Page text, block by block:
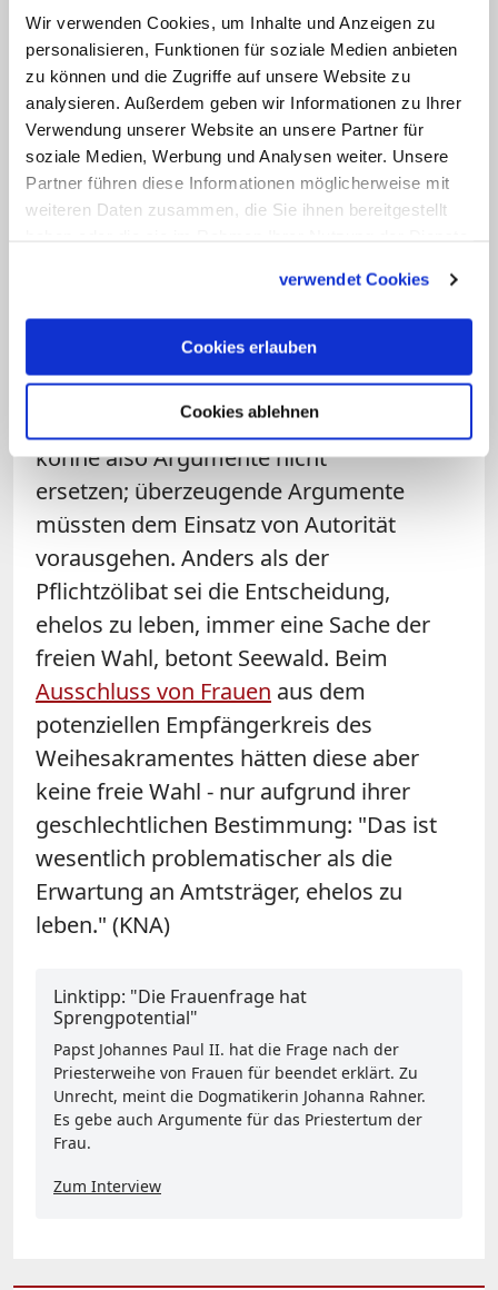
Wir verwenden Cookies, um Inhalte und Anzeigen zu
personalisieren, Funktionen für soziale Medien anbieten
zu können und die Zugriffe auf unsere Website zu
analysieren. Außerdem geben wir Informationen zu Ihrer
Verwendung unserer Website an unsere Partner für
soziale Medien, Werbung und Analysen weiter. Unsere
Partner führen diese Informationen möglicherweise mit
weiteren Daten zusammen, die Sie ihnen bereitgestellt
verwendet Cookies
Cookies erlauben
Cookies ablehnen
beendet habe. Wenn er dies tatsächlich
gewollt hätte, so Seewald, hätte Johannes
Paul II. seine Entscheidung als Dogma
oder als unfehlbar deklarieren können -
was er aber nicht getan habe. Von daher
dürften weitere Debatten kein Tabu sein.
Frauen wirkten konstruiert, so der
Dogmatiker weiter. "Fehlende
Überzeugungskraft kann aber nicht
einfach durch den Einsatz kirchlicher
Autorität ersetzt werden." Autorität
könne also Argumente nicht
ersetzen; überzeugende Argumente
müssten dem Einsatz von Autorität
vorausgehen. Anders als der
Pflichtzölibat sei die Entscheidung,
ehelos zu leben, immer eine Sache der
freien Wahl, betont Seewald. Beim
Ausschluss von Frauen aus dem
potenziellen Empfängerkreis des
Weihesakramentes hätten diese aber
keine freie Wahl - nur aufgrund ihrer
geschlechtlichen Bestimmung: "Das ist
wesentlich problematischer als die
Erwartung an Amtsträger, ehelos zu
leben." (KNA)
Linktipp: "Die Frauenfrage hat
Sprengpotential"
Papst Johannes Paul II. hat die Frage nach der
Priesterweihe von Frauen für beendet erklärt. Zu
Unrecht, meint die Dogmatikerin Johanna Rahner.
Es gebe auch Argumente für das Priestertum der
Frau.
Zum Interview